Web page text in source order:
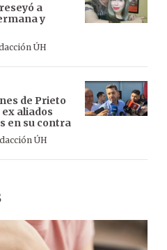
a
y
ÚH
de Prieto
aliados
en su contra
ÚH